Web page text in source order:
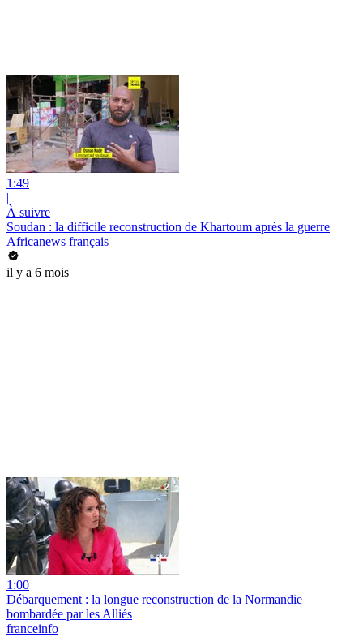
1:49
|
À suivre
Soudan : la difficile reconstruction de Khartoum après la guerre
Africanews français
il y a 6 mois
1:00
Débarquement : la longue reconstruction de la Normandie
bombardée par les Alliés
franceinfo